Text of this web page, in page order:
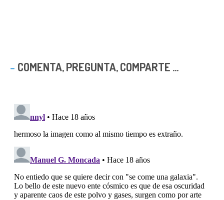
COMENTA, PREGUNTA, COMPARTE ...